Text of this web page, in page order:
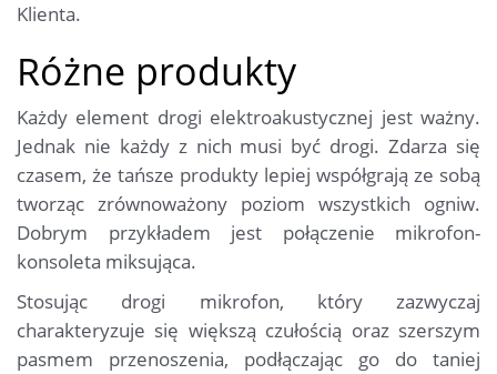
Klienta.
Różne produkty
Każdy element drogi elektroakustycznej jest ważny.
Jednak nie każdy z nich musi być drogi. Zdarza się
czasem, że tańsze produkty lepiej współgrają ze sobą
tworząc zrównoważony poziom wszystkich ogniw.
Dobrym przykładem jest połączenie mikrofon-
konsoleta miksująca.
Stosując drogi mikrofon, który zazwyczaj
charakteryzuje się większą czułością oraz szerszym
pasmem przenoszenia, podłączając go do taniej